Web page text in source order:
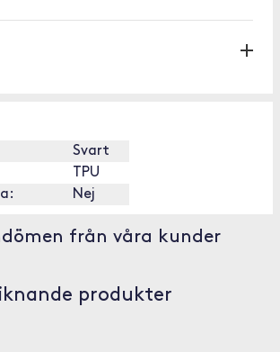
Svart
TPU
Nej
från våra kunder
produkter